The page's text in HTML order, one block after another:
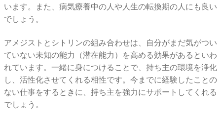
います。また、病気療養中の人や人生の転換期の人にも良い
でしょう。
アメジストとシトリンの組み合わせは、自分がまだ気がつい
ていない未知の能力（潜在能力）を高める効果があるといわ
れています。一緒に身につけることで、持ち主の環境を浄化
し、活性化させてくれる相性です。今までに経験したことの
ない仕事をするときに、持ち主を強力にサポートしてくれる
でしょう。